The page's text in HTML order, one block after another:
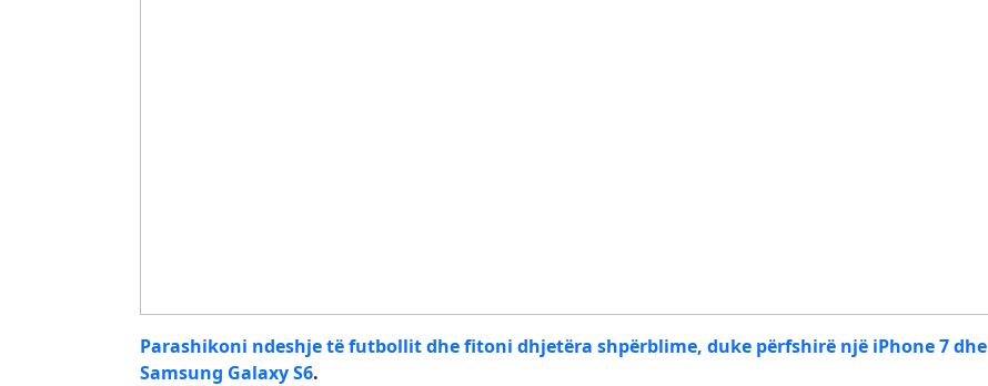
Parashikoni ndeshje të futbollit dhe fitoni dhjetëra shpërblime, duke përfshirë një iPhone 7 dhe
Samsung Galaxy S6.